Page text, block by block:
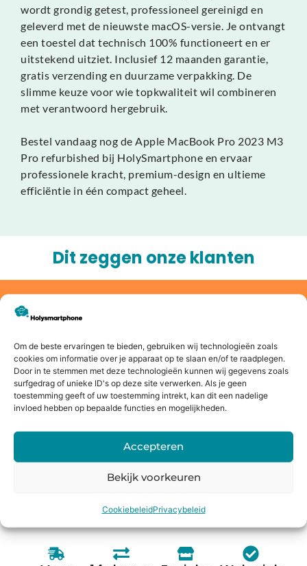
Om de beste ervaringen te bieden, gebruiken wij technologieën zoals
cookies om informatie over je apparaat op te slaan en/of te raadplegen.
Door in te stemmen met deze technologieën kunnen wij gegevens zoals
surfgedrag of unieke ID's op deze site verwerken. Als je geen
toestemming geeft of uw toestemming intrekt, kan dit een nadelige
invloed hebben op bepaalde functies en mogelijkheden.
Accepteren
Bekijk voorkeuren
CookiebeleidPrivacybeleid
wordt grondig getest, professioneel gereinigd en
geleverd met de nieuwste macOS-versie. Je ontvangt
een toestel dat technisch 100% functioneert en er
uitstekend uitziet. Inclusief 12 maanden garantie,
gratis verzending en duurzame verpakking. De
slimme keuze voor wie topkwaliteit wil combineren
met verantwoord hergebruik.
Bestel vandaag nog de Apple MacBook Pro 2023 M3
Pro refurbished bij HolySmartphone en ervaar
professionele kracht, premium-design en ultieme
efficiëntie in één compact geheel.
Dit zeggen onze klanten
Jouw oude apparaat inruilen of
Bij Holysmartphone geloven we in een groene en
duurzamere wereld. Daarom bieden wij onze klanten de
mogelijkheid om een oude smartphone, tablet, laptop of
console in te ruilen voor korting op een nieuw toestel of
direct geld. Niet alleen profiteer jij van de nieuwste
Bereken de waarde